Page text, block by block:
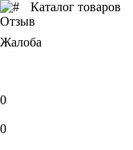
Каталог товаров
Отзыв
Жалоба
0
0